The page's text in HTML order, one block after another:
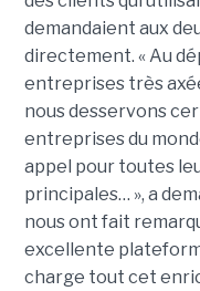
demandaient aux
directement. « Au
entreprises très
nous desservons
entreprises du
appel pour toutes
principales… », a
nous ont fait
excellente
charge tout cet